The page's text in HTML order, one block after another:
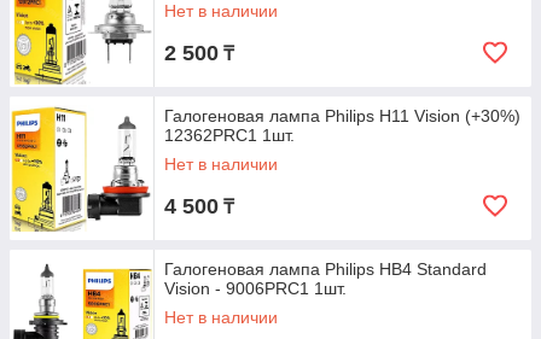
Нет в наличии
2 500 ₸
Галогеновая лампа Philips H11 Vision (+30%)
12362PRC1 1шт.
Нет в наличии
4 500 ₸
Галогеновая лампа Philips HB4 Standard
Vision - 9006PRC1 1шт.
Нет в наличии